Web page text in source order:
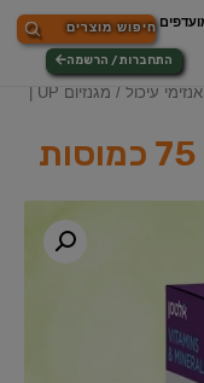
התחברות / הרשמה
אנזימי עיכול
/ מגנזיום UP |